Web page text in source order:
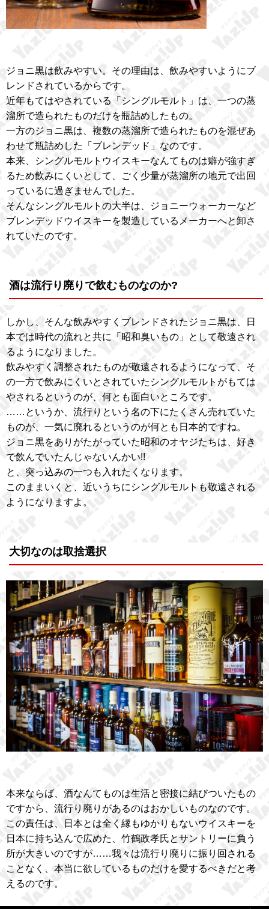
ジョニ黒は飲みやすい。その理由は、飲みやすいようにブ
レンドされているからです。
近年もてはやされている「シングルモルト」は、一つの蒸
溜所で造られたものだけを瓶詰めしたもの。
一方のジョニ黒は、複数の蒸溜所で造られたものを混ぜあ
わせて瓶詰めした「ブレンデッド」なのです。
本来、シングルモルトウイスキーなんてものは癖が強すぎ
るため飲みにくいとして、ごく少量が蒸溜所の地元で出回
っているに過ぎませんでした。
そんなシングルモルトの大半は、ジョニーウォーカーなど
ブレンデッドウイスキーを製造しているメーカーへと卸さ
れていたのです。
酒は流行り廃りで飲むものなのか?
しかし、そんな飲みやすくブレンドされたジョニ黒は、日
本では時代の流れと共に「昭和臭いもの」として敬遠され
るようになりました。
飲みやすく調整されたものが敬遠されるようになって、そ
の一方で飲みにくいとされていたシングルモルトがもては
やされるというのが、何とも面白いところです。
……というか、流行りという名の下にたくさん売れていた
ものが、一気に廃れるというのが何とも日本的ですね。
ジョニ黒をありがたがっていた昭和のオヤジたちは、好き
で飲んでいたんじゃないんかい!!
と、突っ込みの一つも入れたくなります。
このままいくと、近いうちにシングルモルトも敬遠される
ようになりますよ。
大切なのは取捨選択
本来ならば、酒なんてものは生活と密接に結びついたもの
ですから、流行り廃りがあるのはおかしいものなのです。
この責任は、日本とは全く縁もゆかりもないウイスキーを
日本に持ち込んで広めた、竹鶴政孝氏とサントリーに負う
所が大きいのですが……我々は流行り廃りに振り回される
ことなく、本当に欲しているものだけを愛するべきだと考
えるのです。